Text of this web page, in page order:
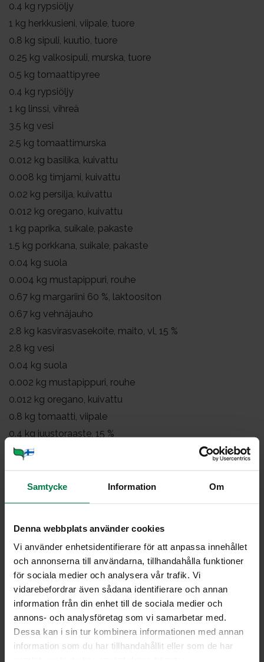
Samtycke Information Om
Denna webbplats använder cookies
Vi använder enhetsidentifierare för att anpassa innehållet
och annonserna till användarna, tillhandahålla funktioner
för sociala medier och analysera vår trafik. Vi
vidarebefordrar även sådana identifierare och annan
information från din enhet till de sociala medier och
annons- och analysföretag som vi samarbetar med.
Dessa kan i sin tur kombinera informationen med annan
information som du har tillhandahållit eller som de har
0.4 kg rypsiöljy
1 kg herkkusieni, viipale, tuore
0.8 kg sipuli, kuutio, tuore
0.25 kg valkosipuli, murska, tuore
0.5 kg tomaattipyree
0.4 kg rypsiöljy
1 kg linssi, vihreä
3.5 kg vesi
2.5 kg tomaattimurska
0.012 kg basilika, kuivattu
0.008 kg timjami, kuivattu
0.02 kg persilja, kuivattu
0.012 kg oregano, kuivattu
1 kg paprika, suikale, pakaste
1.5 kg porkkana, suikale, pakaste
0.04 kg suola
0.004 kg mustapippuri, rouhe
0.67 kg margariini 60 %, laktoositon
0.67 kg vehnäjauho
2.8 kg kasvirasvasekoite, maito, vl, 15 %
2.8 kg vesi
0.04 kg suola
0.002 kg mustapippuri, rouhe
0.012 kg oregano, kuivattu
0.8 kg tomaatti, viipale
0.4 kg juustoraaste, 15 %
Viipaloi munakoisot noin 1 cm:n paksuisiksi.
Ripottele munakoisoviipaleiden pinnalle suolaa, anna
Paista viipaleet öljyssä molemmin puolin, kunnes ovat
Viipaloi herkkusienet.
Kuullota herkkusieniä, sipulia, valkosipulia ja
tomaattipyreetä öljyssä kattilassa 5 minuuttia.
Huuhtele linssit huolellisesti.
Lisää vesi, linssit, tomaattimurska ja kuivatut yrtit
kuullotettujen kasvisten sekaan.